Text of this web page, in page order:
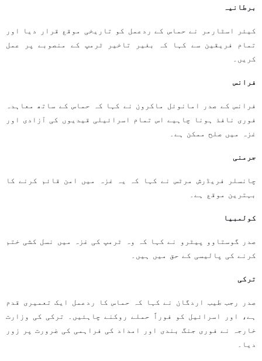
برطانیہ
کیئر اسٹارمر نے حماس کے ردعمل کو تاریخی موقع قرار دیا اور
تمام فریقین سے کہا کہ بغیر تاخیر ٹرمپ کے منصوبے پر عمل
کریں۔
فرانس
فرانس کے صدر امانوئل ماکرون نے کہا کہ حماس کے ساتھ معاہدہ
فوری نافذ ہونا چاہیے اس تمام اسرائیلی قیدیوں کی آزادی اور
غزہ میں صلح ممکن ہے۔
جرمنی
چانسلر فریڈرش مرٹس نے کہا کہ یہ غزہ میں امن قائم کرنے کا
بہترین موقع ہے۔
کولمبیا
صدر گوستاوو پیٹرو نے کہا کہ وہ ٹرمپ کی غزہ میں نسل کشی ختم
کرنے کی پالیسی کے حق میں ہیں۔
ترکی
صدر رجب طیب اردگان نے کہا کہ حماس کا ردعمل ایک تعمیری قدم
ہے، اور اسرائیل کو فوراً حملے روکنے چاہئیں۔ ترکی کی وزارت
خارجہ نے فوری جنگ بندی اور امداد کی فراہمی کی ضرورت پر زور
دیا۔